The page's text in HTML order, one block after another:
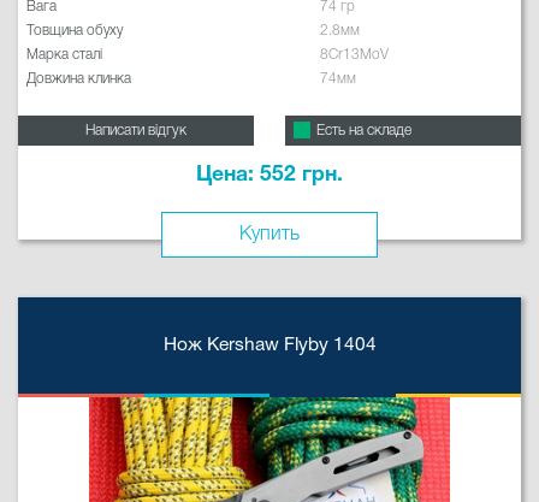
Вага
74 гр
Товщина обуху
2.8мм
Марка сталі
8Cr13MoV
Довжина клинка
74мм
Написати відгук Есть на складе
Цена: 552 грн.
Купить
Нож Kershaw Flyby 1404